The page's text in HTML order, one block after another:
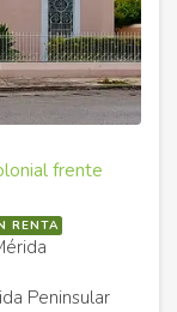
frente
RENTA
Peninsular